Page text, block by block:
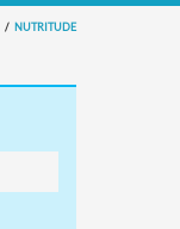
NUTRITUDE